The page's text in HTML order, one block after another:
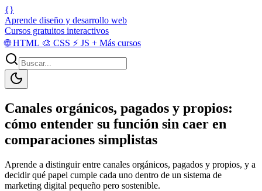
{}
Aprende diseño y desarrollo web
Cursos gratuitos interactivos
🌐HTML 🎨 CSS ⚡ JS + Más cursos
Canales orgánicos, pagados y propios:
cómo entender su función sin caer en
comparaciones simplistas
Aprende a distinguir entre canales orgánicos, pagados y propios, y a
decidir qué papel cumple cada uno dentro de un sistema de
marketing digital pequeño pero sostenible.